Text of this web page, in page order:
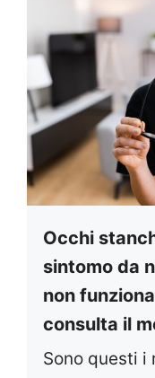
Occhi
sintomo da
non
consulta il
Sono questi i